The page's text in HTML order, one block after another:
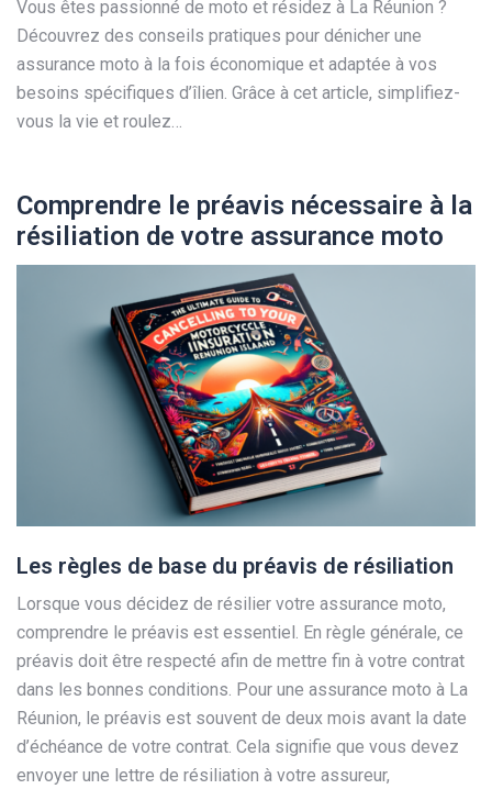
Vous êtes passionné de moto et résidez à La Réunion ?
Découvrez des conseils pratiques pour dénicher une
assurance moto à la fois économique et adaptée à vos
besoins spécifiques d’îlien. Grâce à cet article, simplifiez-
vous la vie et roulez…
Comprendre le préavis nécessaire à la
résiliation de votre assurance moto
Les règles de base du préavis de résiliation
Lorsque vous décidez de résilier votre assurance moto,
comprendre le préavis est essentiel. En règle générale, ce
préavis doit être respecté afin de mettre fin à votre contrat
dans les bonnes conditions. Pour une assurance moto à La
Réunion, le préavis est souvent de deux mois avant la date
d’échéance de votre contrat. Cela signifie que vous devez
envoyer une lettre de résiliation à votre assureur,